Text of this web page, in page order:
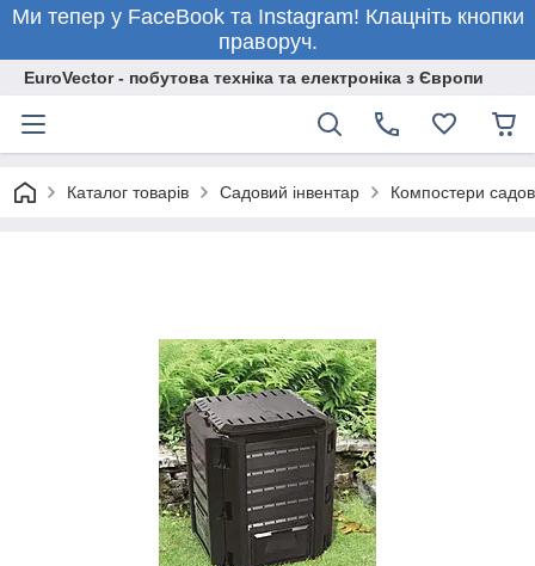
Ми тепер у FaceBook та Instagram! Клацніть кнопки
праворуч.
EuroVector - побутова техніка та електроніка з Європи
Каталог товарів Садовий інвентар Компостери